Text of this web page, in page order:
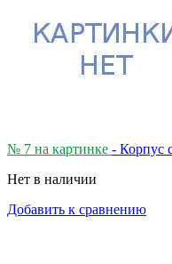
№ 7 на картинке - Корпус
Нет в наличии
Добавить к сравнению